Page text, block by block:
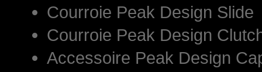
Courroie Peak Design Slide
Courroie Peak Design
Accessoire Peak Design